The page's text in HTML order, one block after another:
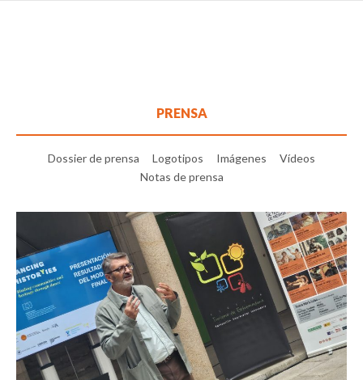
PRENSA
Dossier de prensa Logotipos Imágenes
Vídeos
Notas de prensa